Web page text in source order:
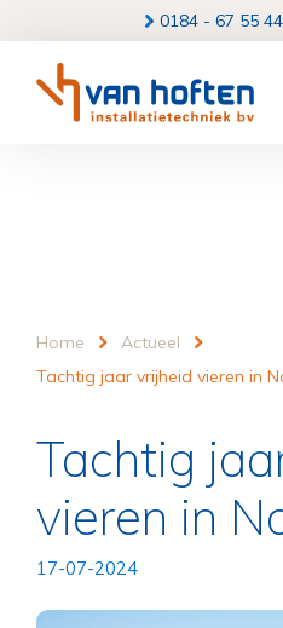
0184 - 67 55 44
Home
Actueel
Tachtig jaar vrijheid vieren in
Tachtig
vieren in
17-07-2024